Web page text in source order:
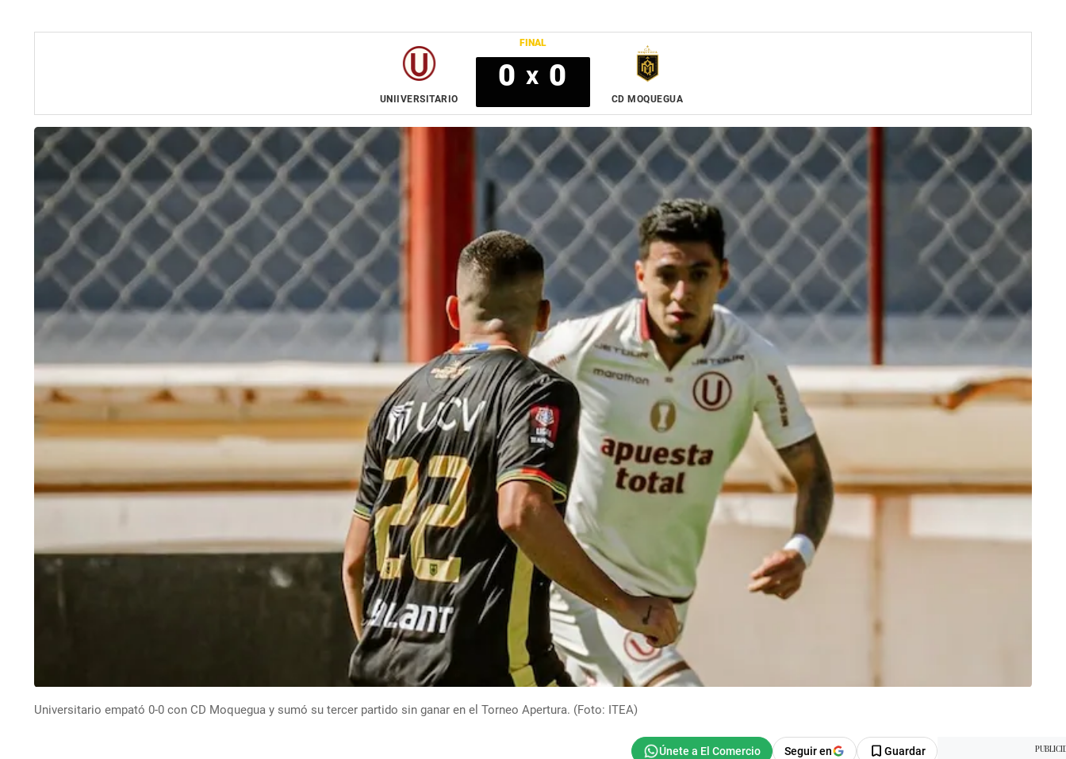
FINAL
UNIIVERSITARIO
0 x 0
CD MOQUEGUA
Universitario empató 0-0 con CD Moquegua y sumó su tercer partido sin ganar en el Torneo Apertura. (Foto: ITEA)
Seguir en Guardar